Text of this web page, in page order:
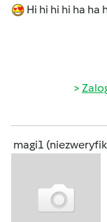
Hi hi hi hi ha ha
magi1